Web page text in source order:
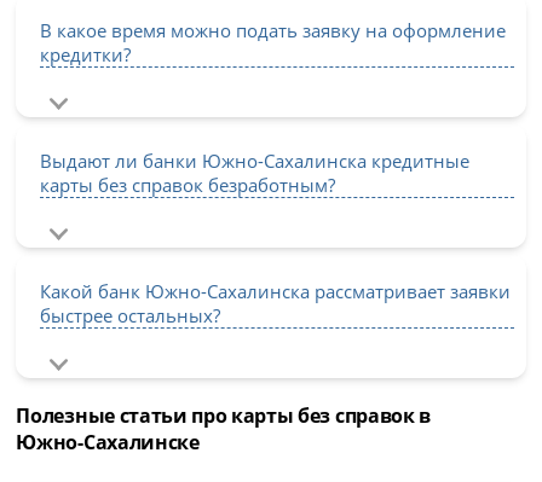
В какое время можно подать заявку на оформление
кредитки?
Выдают ли банки Южно-Сахалинска кредитные
карты без справок безработным?
Какой банк Южно-Сахалинска рассматривает заявки
быстрее остальных?
Полезные статьи про карты без справок в
Южно-Сахалинске